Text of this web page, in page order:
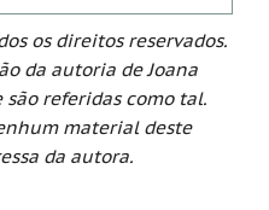
os direitos reservados.
da autoria de Joana
referidas como tal.
material deste
da autora.